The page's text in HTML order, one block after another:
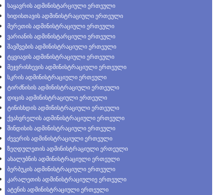
საყავრის ადმინისტარციული ერთეული
ხიდისთავის ადმინისტრაციული ერთეული
მერეთის ადმინისტრაციული ერთეული
ვარიანის ადმინისტარციული ერთეული
შავშვების ადმინისტრაციული ერთეული
ტყვიავის ადმინისტრაციული ერთეული
მეჯვრისხევის ადმინისტრაციული ერთეული
სკრის ადმინისტრაციული ერთეული
ტირძნისის ადმინისტრაციული ერთეული
დიცის ადმინისტრაციული ერთეული
ტინისხდის ადმინისტრაციული ერთეული
ქვახვრელის ადმინისტრაციული ერთეული
შინდისის ადმინისტრაციული ერთეული
ძევერის ადმინისტრაციული ერთეული
ზეღდულეთის ადმინისტრაციული ერთეული
ახალუბნის ადმინისტრაციული ერთეული
ბერბუკის ადმინისტრაციული ერთეული
კარალეთის ადმინისტრაციულიე ერთეული
ატენის ადმინისტრაციული ერთეული